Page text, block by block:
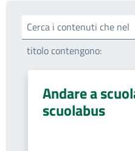
Cerca i contenuti che nel
titolo contengono:
Andare a
scuolabus